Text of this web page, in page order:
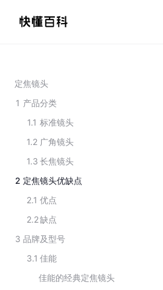
定焦镜头
1 产品分类
1.1 标准镜头
1.2 广角镜头
1.3 长焦镜头
2 定焦镜头优缺点
2.1 优点
2.2缺点
3 品牌及型号
3.1 佳能
佳能的经典定焦镜头